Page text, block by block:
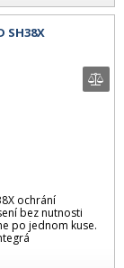
ochrání
bez nutnosti
po jednom kuse.